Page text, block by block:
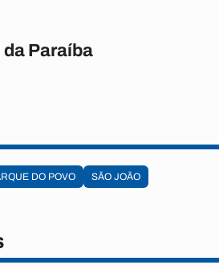
Paraíba
DO POVO SÃO JOÃO